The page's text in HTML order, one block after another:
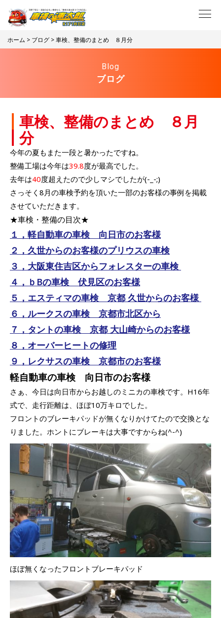
ホーム > ブログ > 車検、整備のまとめ ８月分
Blog
ブログ
車検、整備のまとめ ８月
分
今年の夏もまた一段と暑かったですね。
整備工場は今年は39.8度が最高でした。
去年は40度超えたので少しマシでしたが(-_-;)
さっそく8月の車検予約を頂いた一部のお客様の事例を掲載
させていただきます。
★車検・整備の目次★
１，軽自動車の車検 向日市のお客様
２，久世からのお客様のプリウスの車検
３，大阪東住吉区からフォレスターの車検
４，ｂBの車検 伏見区のお客様
５，エスティマの車検 京都 久世からのお客様
６，ルークスの車検 京都市北区から
７，タントの車検 京都 大山崎からのお客様
８，オーバーヒートの修理
９，レクサスの車検 京都市のお客様
軽自動車の車検 向日市のお客様
さぁ、今日は向日市からお越しのミニカの車検です。H16年
式で、走行距離は、ほぼ10万キロでした。
フロントのブレーキパッドが無くなりかけてたので交換とな
りました。ホントにブレーキは大事ですからね(^-^)
ほぼ無くなったフロントブレーキパッド